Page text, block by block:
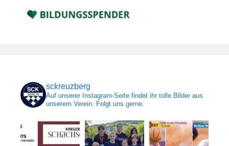
sckreuzberg
Auf unserer Instagram-Seite findet ihr tolle Bilder aus
unserem Verein. Folgt uns gerne.